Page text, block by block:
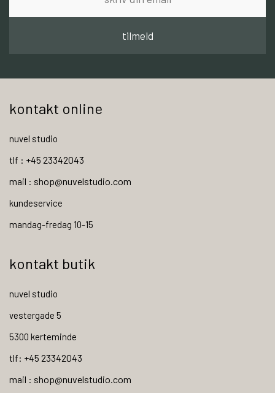
tilmeld
kontakt online
nuvel studio
tlf : +45 23342043
mail : shop@nuvelstudio.com
kundeservice
mandag-fredag 10-15
kontakt butik
nuvel studio
vestergade 5
5300 kerteminde
tlf: +45 23342043
mail : shop@nuvelstudio.com